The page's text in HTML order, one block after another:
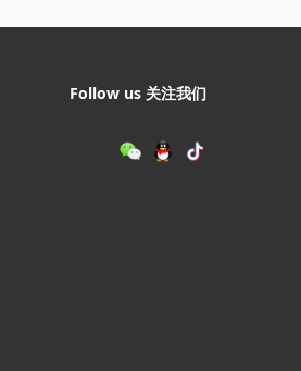
Follow us 关注我们